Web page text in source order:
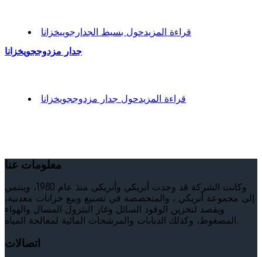
قراءة المزيدحول بسيط الجدارجوييخزانا
جدار مزدوججويخزانا
قراءة المزيدحول جدار مزدوججويخزانا
معلومات عنا
وكانت الشركة قد وجدت أنريكي وأنريكي منذ عام 1980، وينتمي
إلى مجموعة أنريكي ، والمتخصصة في تصنيع وبيع خزانات معدنية،
ويقصد لتخزين الوقود السائل وغاز البترول المسال والهواء
المضغوط، وكذلك الدبابات والمرشحات المائية لمعالجة المياه.
اتصالات